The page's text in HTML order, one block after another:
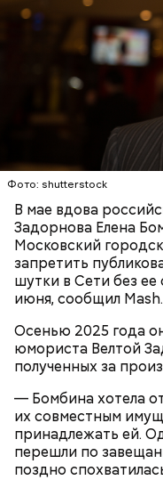
Фото: shutterstock
В мае вдова
Задорнова Елена
Московский
запретить
шутки в Сети без ее
июня, сообщил Mash.
Осенью 2025 года
юмориста Велтой
полученных за
— Бомбина хотела
их совместным
принадлежать ей.
перешли по
поздно
Блогеру грозило до
— Мы съездили за
поднялись домой. У
через сутки... Его
реанимировали, и
Миссюра на
Play
Video
Видео: пресс-служба ГСУ
удалось. Когда же
заявил, что ничего
что яд могли
недоброжелатели.